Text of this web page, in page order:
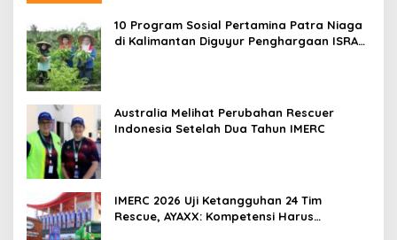
10 Program Sosial Pertamina Patra Niaga
di Kalimantan Diguyur Penghargaan ISRA
Australia Melihat Perubahan Rescuer
Indonesia Setelah Dua Tahun IMERC
IMERC 2026 Uji Ketangguhan 24 Tim
Rescue, AYAXX: Kompetensi Harus